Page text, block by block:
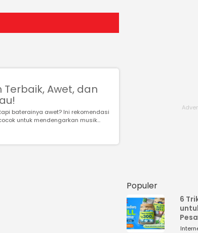
Terbaik, Awet, dan
baterainya awet? Ini rekomendasi
untuk mendengarkan musik...
Populer
6